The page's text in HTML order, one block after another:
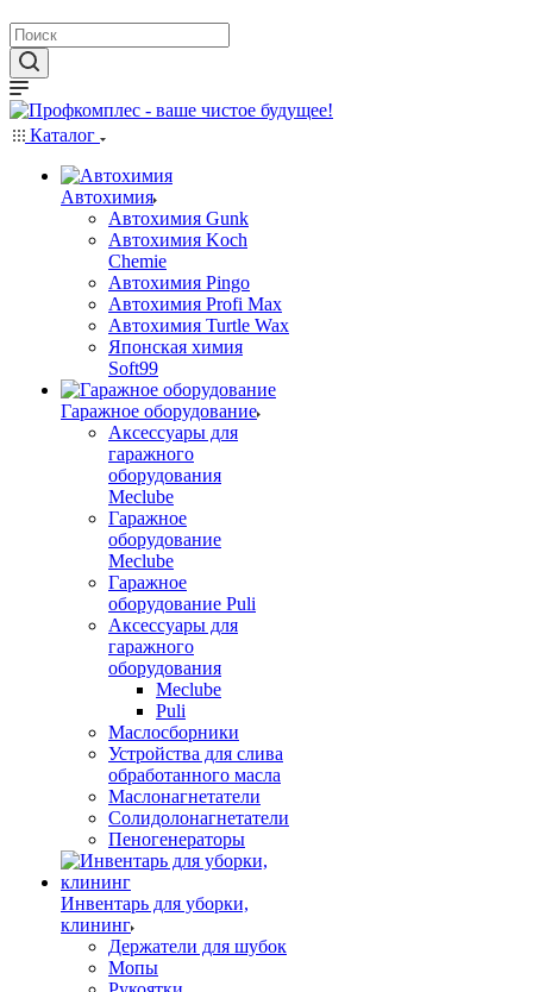
Каталог
Автохимия
Автохимия Gunk
Автохимия Koch
Chemie
Автохимия Pingo
Автохимия Profi Max
Автохимия Turtle Wax
Японская химия
Soft99
Гаражное оборудование
Аксессуары для
гаражного
оборудования
Meclube
Гаражное
оборудование
Meclube
Гаражное
оборудование Puli
Аксессуары для
гаражного
оборудования
Meclube
Puli
Маслосборники
Устройства для слива
обработанного масла
Маслонагнетатели
Солидолонагнетатели
Пеногенераторы
Инвентарь для уборки,
клининг
Держатели для шубок
Мопы